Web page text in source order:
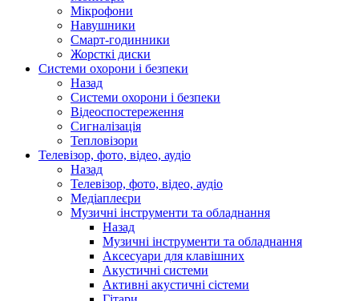
Мікрофони
Навушники
Смарт-годинники
Жорсткі диски
Системи охорони і безпеки
Назад
Системи охорони і безпеки
Відеоспостереження
Сигналізація
Тепловізори
Телевізор, фото, відео, аудіо
Назад
Телевізор, фото, відео, аудіо
Медіаплеєри
Музичні інструменти та обладнання
Назад
Музичні інструменти та обладнання
Аксесуари для клавішних
Акустичні системи
Активні акустичні сістеми